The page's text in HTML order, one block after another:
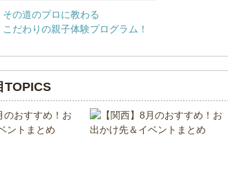
その道のプロに教わる
こだわりの親子体験プログラム！
TOPICS